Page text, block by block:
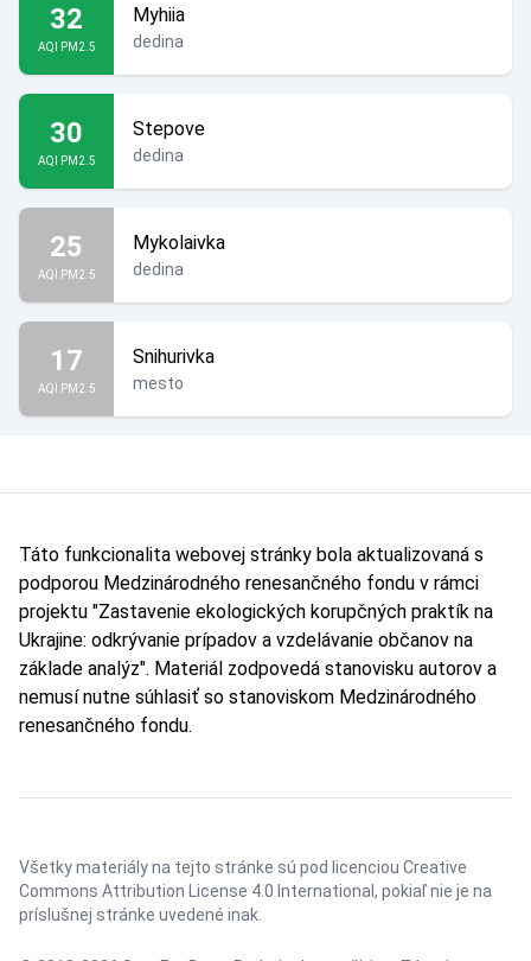
32
AQI PM2.5
Myhiia
dedina
30
AQI PM2.5
Stepove
dedina
25
AQI PM2.5
Mykolaivka
dedina
17
AQI PM2.5
Snihurivka
mesto
Táto funkcionalita webovej stránky bola aktualizovaná s
podporou Medzinárodného renesančného fondu v rámci
projektu "Zastavenie ekologických korupčných praktík na
Ukrajine: odkrývanie prípadov a vzdelávanie občanov na
základe analýz". Materiál zodpovedá stanovisku autorov a
nemusí nutne súhlasiť so stanoviskom Medzinárodného
renesančného fondu.
Všetky materiály na tejto stránke sú pod licenciou Creative
Commons Attribution License 4.0 International , pokiaľ nie je na
príslušnej stránke uvedené inak.